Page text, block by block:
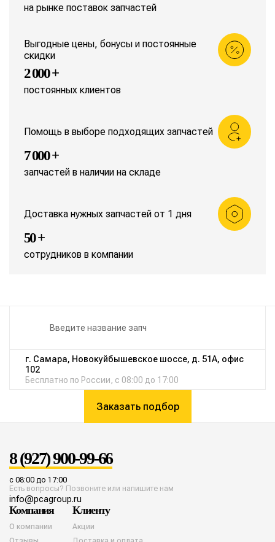
на рынке поставок запчастей
Выгодные цены, бонусы и постоянные
скидки
2 000 +
постоянных клиентов
Помощь в выборе подходящих запчастей
7 000 +
запчастей в наличии на складе
Доставка нужных запчастей от 1 дня
50 +
сотрудников в компании
г. Самара, Новокуйбышевское шоссе, д. 51А, офис
102
Бесплатно по России, с 08:00 до 17:00
Заказать подбор
8 (927) 900-99-66
с 08:00 до 17:00
Есть вопросы? Позвоните или напишите нам
info@pcagroup.ru
Компания
О компании
Клиенту
Акции